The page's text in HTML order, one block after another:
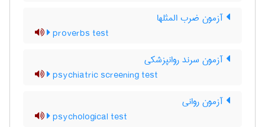
آزمون ضرب المثلها
proverbs test
آزمون سرند روانپزشکی
psychiatric screening test
آزمون روانی
psychological test